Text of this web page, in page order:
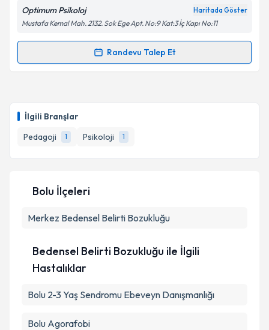
İlgili Branşlar
Pedagoji
1 Psikoloji 1
Optimum Psikoloj Haritada Göster
Mustafa Kemal Mah. 2132. Sok Ege Apt. No:9 Kat:3 İç Kapı No:11
Randevu Talep Et
Randevu Takvimi Talebi
için bir takvim hazırlandığında e-posta ile
bilgilendireceğiz.
E-posta Adresiniz
Kişisel verilerimin işlenmesine ilişkin
Bolu İlçeleri
Merkez Bedensel Belirti Bozukluğu
Bedensel Belirti Bozukluğu ile İlgili
Hastalıklar
Bolu 2-3 Yaş Sendromu Ebeveyn Danışmanlığı
Bolu Agorafobi